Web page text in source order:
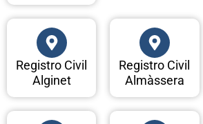
Registro Civil
Alginet
Registro Civil
Almàssera